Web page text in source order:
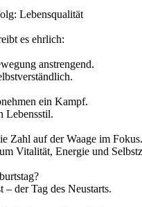
Lebensqualität
es ehrlich:
anstrengend.
ein Kampf.
Lebensstil.
Zahl auf der Waage im Fokus.
Vitalität, Energie und
– der Tag des Neustarts.